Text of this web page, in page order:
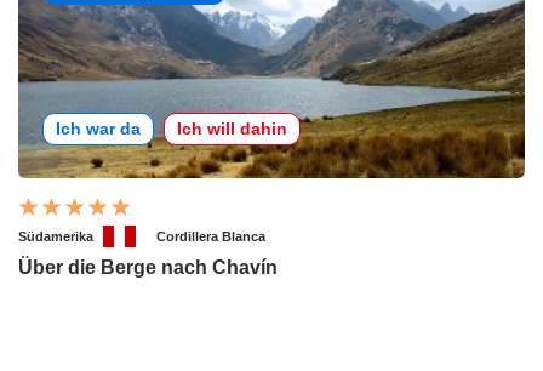
Ich war da Ich will dahin
Südamerika Cordillera Blanca
Über die Berge nach Chavín